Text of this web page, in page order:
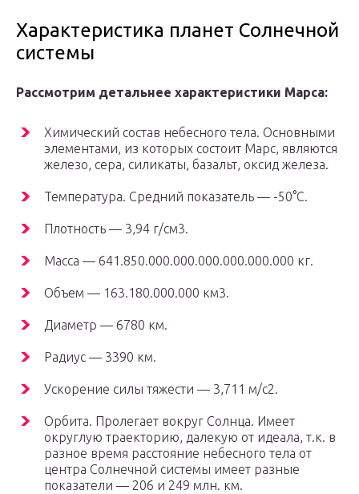
Характеристика планет Солнечной
системы
Рассмотрим детальнее характеристики Марса:
Химический состав небесного тела. Основными
элементами, из которых состоит Марс, являются
железо, сера, силикаты, базальт, оксид железа.
Температура. Средний показатель — -50°C.
Плотность — 3,94 г/см3.
Масса — 641.850.000.000.000.000.000.000 кг.
Объем — 163.180.000.000 км3.
Диаметр — 6780 км.
Радиус — 3390 км.
Ускорение силы тяжести — 3,711 м/с2.
Орбита. Пролегает вокруг Солнца. Имеет
округлую траекторию, далекую от идеала, т.к. в
разное время расстояние небесного тела от
центра Солнечной системы имеет разные
показатели — 206 и 249 млн. км.